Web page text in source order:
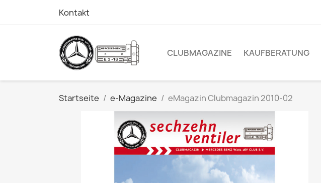
Kontakt
CLUBMAGAZINE KAUFBERATUNG
Startseite e-Magazine eMagazin Clubmagazin 2010-02